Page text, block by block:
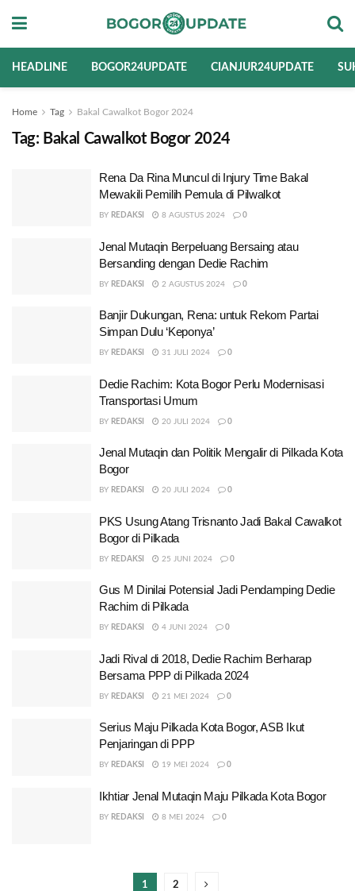
HEADLINE BOGOR24UPDATE CIANJUR24UPDATE
Home Tag Bakal Cawalkot Bogor 2024
Tag: Bakal Cawalkot Bogor 2024
Rena Da Rina Muncul di Injury Time Bakal
Mewakili Pemilih Pemula di Pilwalkot
BY REDAKSI 8 AGUSTUS 2024 0
Jenal Mutaqin Berpeluang Bersaing atau
Bersanding dengan Dedie Rachim
BY REDAKSI 2 AGUSTUS 2024 0
Banjir Dukungan, Rena: untuk Rekom Partai
Simpan Dulu ‘Keponya’
BY REDAKSI 31 JULI 2024 0
Dedie Rachim: Kota Bogor Perlu Modernisasi
Transportasi Umum
BY REDAKSI 20 JULI 2024 0
Jenal Mutaqin dan Politik Mengalir di Pilkada Kota
Bogor
BY REDAKSI 20 JULI 2024 0
PKS Usung Atang Trisnanto Jadi Bakal Cawalkot
Bogor di Pilkada
BY REDAKSI 25 JUNI 2024 0
Gus M Dinilai Potensial Jadi Pendamping Dedie
Rachim di Pilkada
BY REDAKSI 4 JUNI 2024 0
Jadi Rival di 2018, Dedie Rachim Berharap
Bersama PPP di Pilkada 2024
BY REDAKSI 21 MEI 2024 0
Serius Maju Pilkada Kota Bogor, ASB Ikut
Penjaringan di PPP
BY REDAKSI 19 MEI 2024 0
Ikhtiar Jenal Mutaqin Maju Pilkada Kota Bogor
BY REDAKSI 8 MEI 2024 0
1 2